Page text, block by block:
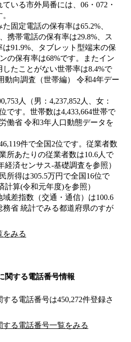
いる市外局番には、06・072・
固定電話の保有率は65.2%、
携帯電話の保有率は29.8%、ス
91.9%、タブレット型端末の保
の保有率は68%です。またイン
たことがない世帯率は8.4%で
動向調査（世帯編） 令和4年デー
人（男：4,237,852人、女：
です。世帯数は4,433,664世帯で
働省 令和3年人口動態データを
件で全国2位です。従業者数
所あたりの従業者数は10.6人で
済センサス‐基礎調査を参照）
所得は305.5万円で全国16位で
算(令和元年度)を参照）
差指数（交通・通信）は100.6
務省 統計でみる都道府県のすが
をみる
関する電話番号情報
る電話番号は450,272件登録さ
る電話番号一覧をみる